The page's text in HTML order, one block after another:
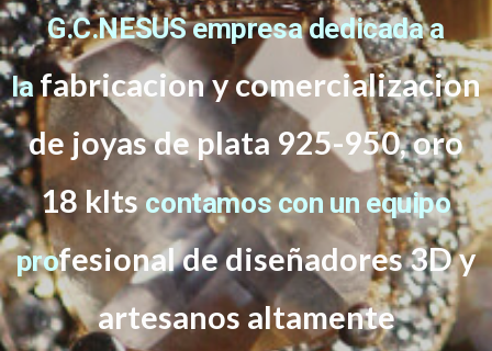
G.C.NESUS empresa dedicada a
lafabricacion y comercializacion
de joyas de plata 925-950, oro
18 kltscontamos con un equipo
profesional de diseñadores 3D y
artesanos altamente